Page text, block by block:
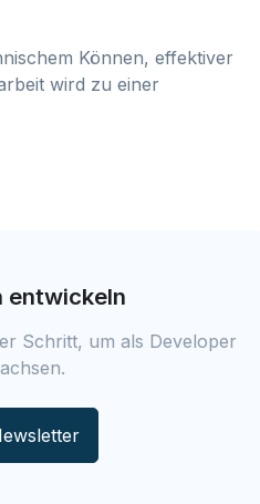
Können, effektiver
wird zu einer
entwickeln
Schritt, um als Developer